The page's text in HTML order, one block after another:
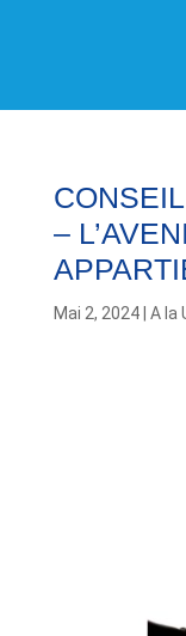
–
Mai 2, 2024| A la